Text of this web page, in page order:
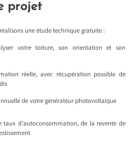
projet
une étude technique gratuite :
votre toiture, son orientation et son
réelle, avec récupération possible de
de votre générateur photovoltaïque
taux d’autoconsommation, de la revente de